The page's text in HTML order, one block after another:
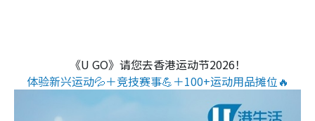
《U GO》请您去香港运动节2026！
体验新兴运动💦＋竞技赛事💪＋100+运动用品摊位🔥